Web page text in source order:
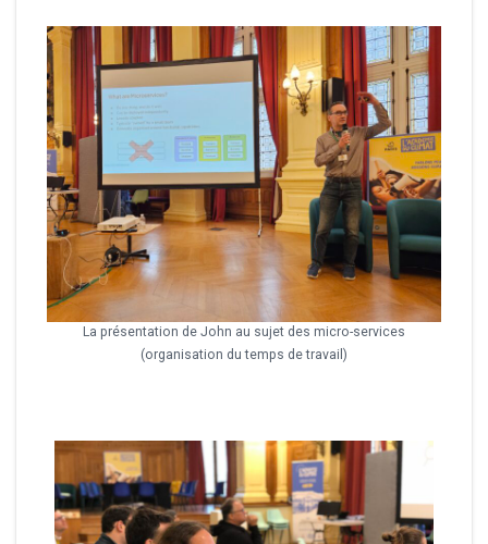
La présentation de John au sujet des micro-services
(organisation du temps de travail)